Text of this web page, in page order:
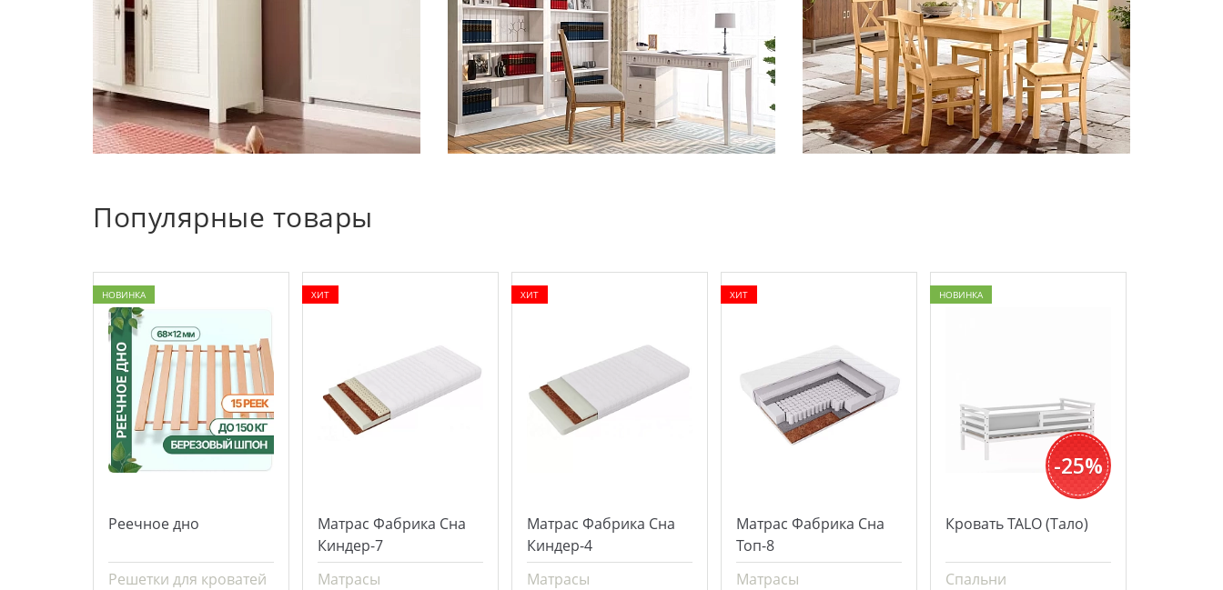
Популярные товары
НОВИНКА
Реечное дно
Решетки для кроватей
ХИТ
Матрас Фабрика Сна
Киндер-7
Матрасы
ХИТ
Матрас Фабрика Сна
Киндер-4
Матрасы
ХИТ
Матрас Фабрика Сна
Топ-8
Матрасы
НОВИНКА
-25%
Кровать TALO (Тало)
Спальни